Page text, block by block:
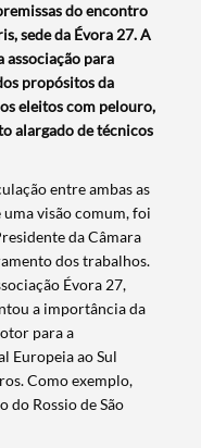
do encontro
sede da Évora 27. A
associação para
propósitos da
eleitos com pelouro,
alargado de técnicos
entre ambas as
visão comum, foi
da Câmara
dos trabalhos.
Évora 27,
a importância da
para a
Europeia ao Sul
Como exemplo,
Rossio de São